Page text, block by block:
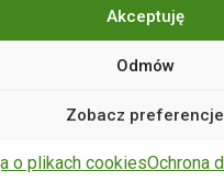
Akceptuję
Odmów
Zobacz preferencje
o plikach cookiesOchrona
zastrzeżone.